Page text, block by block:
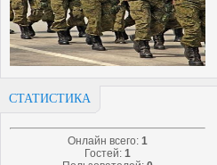
СТАТИСТИКА
Онлайн всего: 1
Гостей: 1